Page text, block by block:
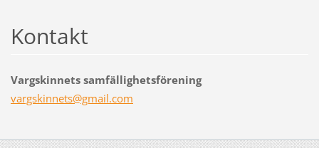
Kontakt
Vargskinnets samfällighetsförening
vargskinnets@gmail.com